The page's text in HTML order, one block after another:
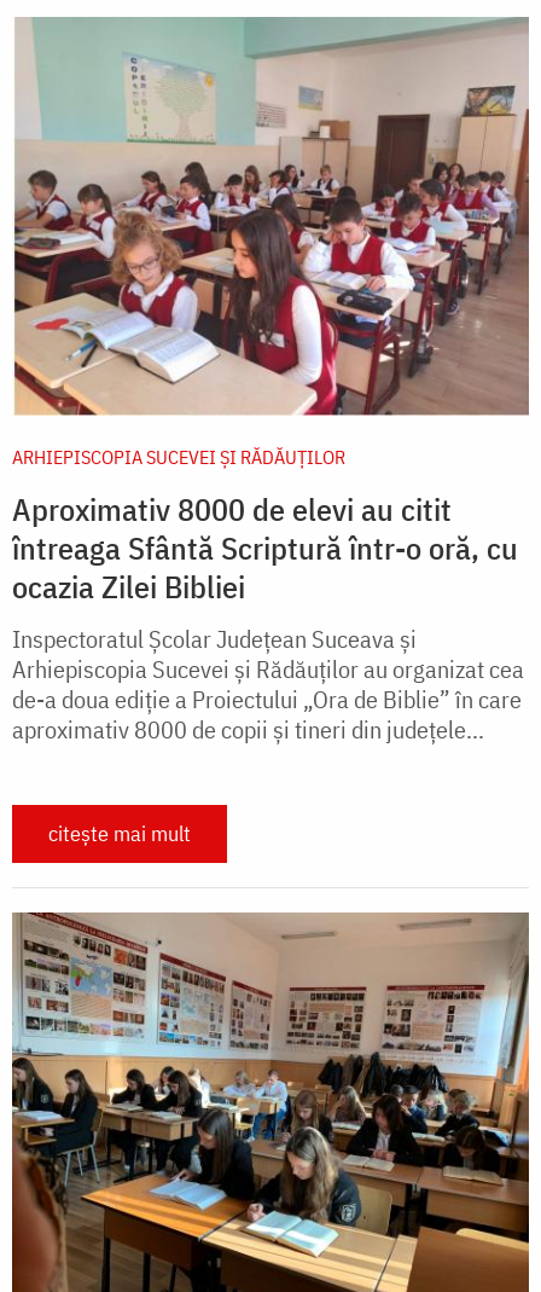
ARHIEPISCOPIA SUCEVEI ŞI RĂDĂUŢILOR
Aproximativ 8000 de elevi au citit
întreaga Sfântă Scriptură într-o oră, cu
ocazia Zilei Bibliei
Inspectoratul Școlar Județean Suceava și
Arhiepiscopia Sucevei și Rădăuților au organizat cea
de-a doua ediție a Proiectului „Ora de Biblie” în care
aproximativ 8000 de copii și tineri din județele...
citește mai mult